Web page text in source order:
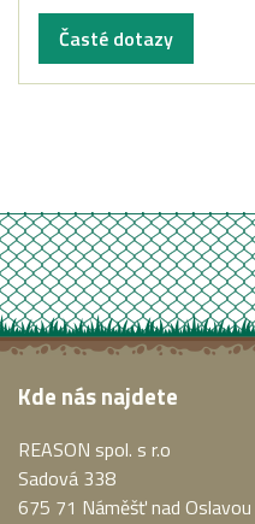
Časté dotazy
Kde nás najdete
REASON spol. s r.o
Sadová 338
675 71 Náměšť nad Oslavou